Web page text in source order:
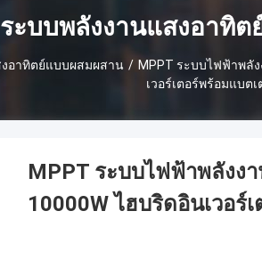
ะบบพลังงานแสงอาทิ
อาทิตย์แบบผสมผสาน / MPPT ระบบไฟฟ้าพลัง
เวอร์เตอร์พร้อมแบต
MPPT ระบบไฟฟ้าพลังง
10000W ไฮบริดอินเวอร์